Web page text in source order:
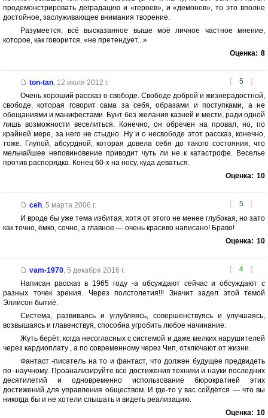
продемонстрировать деградацию и «героев», и «демонов», то это вполне
достойное, заслуживающее внимания творение.
Разумеется, всё высказанное выше моё личное частное мнение,
которое, как говорится, «не претендует...»
Оценка: 8
[ 5 ]
ton-tan, 12 июля 2012 г.
Очень хороший рассказ о свободе. Свободе доброй и жизнерадостной,
свободе, которая говорит сама за себя, образами и поступками, а не
обещаниями и манифестами. Бунт без желания казней и мести, ради одной
лишь возможности веселиться. Конечно, он обречен на провал, но, по
крайней мере, за него не стыдно. Ну и о несвободе этот рассказ, конечно,
тоже. Глупой, абсурдной, которая довела себя до такого состояния, что
мельчайшее неповиновение приводит чуть ли не к катастрофе. Веселье
против распорядка. Конец 60-х на носу, куда деваться.
Оценка: 10
[ 5 ]
ceh, 5 марта 2006 г.
И вроде бы уже тема избитая, хотя от этого не менее глубокая, но зато
как точно, ёмко, сочно, а главное — очень красиво написано! Браво!
Оценка: 10
[ 4 ]
vam-1970, 5 декабря 2016 г.
Написан рассказ в 1965 году -а обсуждают сейчас и обсуждают с
разных точек зрения. Через полстолетия!!! Значит задел этой темой
Эллисон бытиё.
Система, развиваясь и углубляясь, совершенствуясь и улучшаясь,
возвышаясь и главенствуя, способна угробить любое начинание.
Жуть берёт, когда несогласных с системой и даже мелких нарушителей
через кардиоплату , а по современному через Чип, отключают от жизни.
Фантаст -писатель на то и фантаст, что должен будущее предвидеть
по -научному. Проанализируйте все достижения техники и науки последних
десятилетий и одновременно использование бюрократией этих
достижений для управления обществом. И где-то у вас сойдётся — что вы
никогда бы и не хотели слышать и видеть реализацию.
Оценка: 10